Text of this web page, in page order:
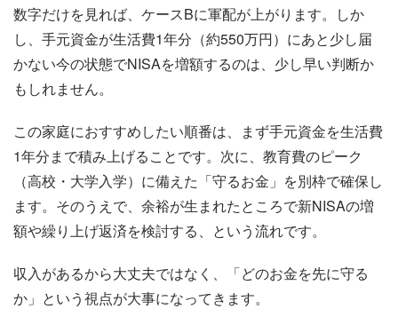
数字だけを見れば、ケースBに軍配が上がります。しか
し、手元資金が生活費1年分（約550万円）にあと少し届
かない今の状態でNISAを増額するのは、少し早い判断か
もしれません。
この家庭におすすめしたい順番は、まず手元資金を生活費
1年分まで積み上げることです。次に、教育費のピーク
（高校・大学入学）に備えた「守るお金」を別枠で確保し
ます。そのうえで、余裕が生まれたところで新NISAの増
額や繰り上げ返済を検討する、という流れです。
収入があるから大丈夫ではなく、「どのお金を先に守る
か」という視点が大事になってきます。